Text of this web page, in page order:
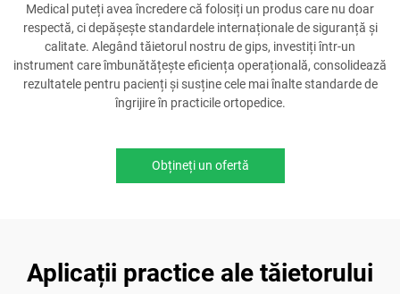
Medical puteți avea încredere că folosiți un produs care nu doar
respectă, ci depășește standardele internaționale de siguranță și
calitate. Alegând tăietorul nostru de gips, investiți într-un
instrument care îmbunătățește eficiența operațională, consolidează
rezultatele pentru pacienți și susține cele mai înalte standarde de
îngrijire în practicile ortopedice.
Obțineți un ofertă
Aplicații practice ale tăietorului